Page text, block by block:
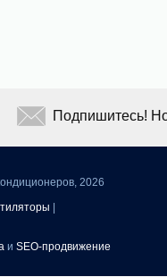
2026
и SEO-продвижение
Подпишитесь!